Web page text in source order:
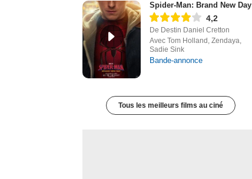
Spider-Man: Brand New Day
4,2
De Destin Daniel Cretton
Avec Tom Holland, Zendaya,
Sadie Sink
Bande-annonce
Tous les meilleurs films au ciné